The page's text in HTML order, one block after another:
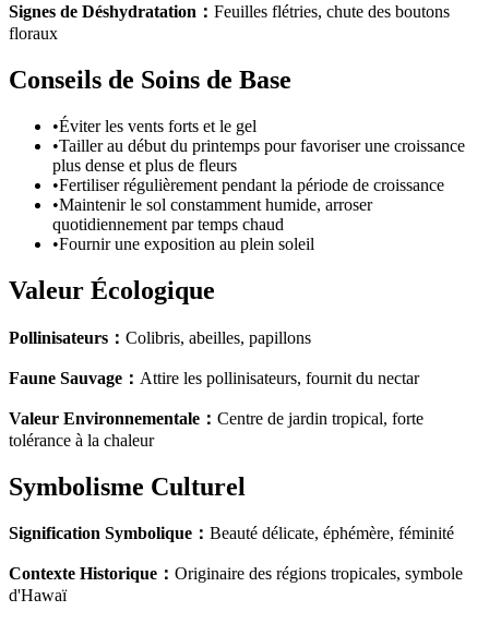
Signes de Déshydratation ： Feuilles flétries, chute des boutons
floraux
Conseils de Soins de Base
•Éviter les vents forts et le gel
•Tailler au début du printemps pour favoriser une croissance
plus dense et plus de fleurs
•Fertiliser régulièrement pendant la période de croissance
•Maintenir le sol constamment humide, arroser
quotidiennement par temps chaud
•Fournir une exposition au plein soleil
Valeur Écologique
Pollinisateurs ： Colibris, abeilles, papillons
Faune Sauvage ： Attire les pollinisateurs, fournit du nectar
Valeur Environnementale ： Centre de jardin tropical, forte
tolérance à la chaleur
Symbolisme Culturel
Signification Symbolique ： Beauté délicate, éphémère, féminité
Contexte Historique ： Originaire des régions tropicales, symbole
d'Hawaï